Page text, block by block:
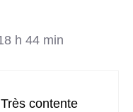
h 44 min
contente